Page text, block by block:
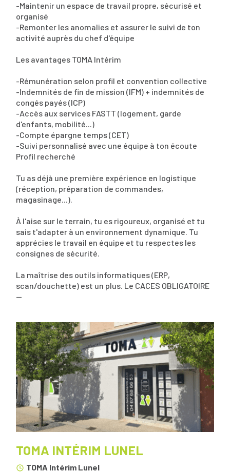
-Maintenir un espace de travail propre, sécurisé et
organisé
-Remonter les anomalies et assurer le suivi de ton
activité auprès du chef d'équipe
Les avantages TOMA Intérim
-Rémunération selon profil et convention collective
-Indemnités de fin de mission (IFM) + indemnités de
congés payés (ICP)
-Accès aux services FASTT (logement, garde
d'enfants, mobilité...)
-Compte épargne temps (CET)
-Suivi personnalisé avec une équipe à ton écoute
Profil recherché
Tu as déjà une première expérience en logistique
(réception, préparation de commandes,
magasinage...).
À l'aise sur le terrain, tu es rigoureux, organisé et tu
sais t'adapter à un environnement dynamique. Tu
apprécies le travail en équipe et tu respectes les
consignes de sécurité.
La maîtrise des outils informatiques (ERP,
scan/douchette) est un plus. Le CACES OBLIGATOIRE
--
TOMA INTÉRIM LUNEL
TOMA Intérim Lunel